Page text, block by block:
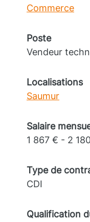
Commerce
Poste
Vendeur
Localisations
Saumur
Salaire
1 867 € - 2
Type de
CDI
Qualification